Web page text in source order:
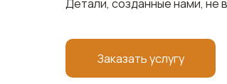
Детали, созданные нами, не
Заказать услугу